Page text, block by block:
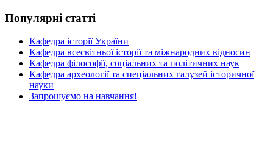
Популярні статті
Кафедра історії України
Кафедра всесвітньої історії та міжнародних відносин
Кафедра філософії, соціальних та політичних наук
Кафедра археології та спеціальних галузей історичної
науки
Запрошуємо на навчання!